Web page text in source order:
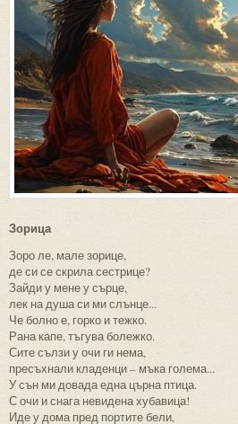
Зорица
Зоро ле, мале зорице,
де си се скрила сестрице?
Зайди у мене у сърце,
лек на душа си ми слънце...
Че болно е, горко и тежко.
Рана капе, тъгува болежко.
Сите сълзи у очи ги нема,
пресъхнали кладенци – мъка голема...
У сън ми довада една църна птица.
С очи и снага невидена хубавица!
Иде у дома пред портите бели,